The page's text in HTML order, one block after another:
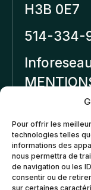
Pour offrir les
technologies telles
informations des
nous permettra de
de navigation ou les
consentir ou de
sur certaines
H3B 0E7
514-334-
Politique
Politiques
de